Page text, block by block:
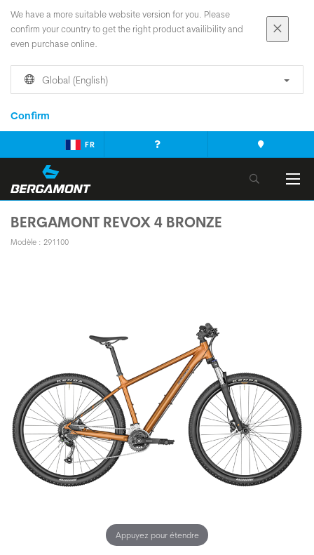
We have a more suitable website version for you. Please
confirm your country to get the right product availibility and
even purchase online.
Global (English)
Confirm
FR
BERGAMONT REVOX 4 BRONZE
Modèle : 291100
Appuyez pour étendre